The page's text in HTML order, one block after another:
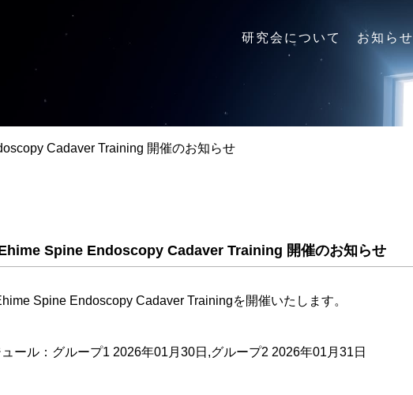
研究会について お知らせ
Cadaver Training 開催のお知らせ
Spine Endoscopy Cadaver Training 開催のお知らせ
Spine Endoscopy Cadaver Trainingを開催いたします。
ール：グループ1 2026年01月30日,グループ2 2026年01月31日